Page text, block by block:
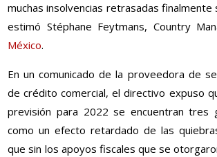
muchas insolvencias retrasadas finalmente
estimó Stéphane Feytmans, Country
México.
En un comunicado de la proveedora de
de crédito comercial, el directivo expuso
previsión para 2022 se encuentran tres
como un efecto retardado de las
que sin los apoyos fiscales que se